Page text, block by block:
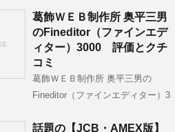
葛飾ＷＥＢ制作所 奥平三男
のFineditor（ファインエデ
ィター）3000 評価とクチ
コミ
葛飾ＷＥＢ制作所 奥平三男の
Fineditor（ファインエディター）3
話題の【JCB・AMEX版】